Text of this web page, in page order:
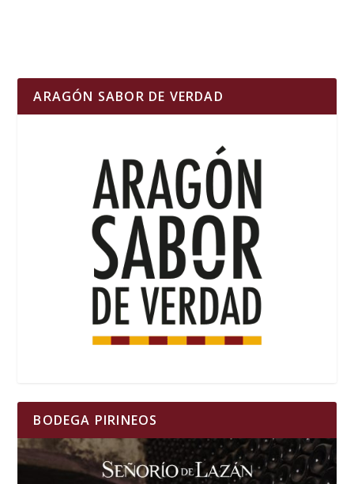
ARAGÓN SABOR DE VERDAD
BODEGA PIRINEOS